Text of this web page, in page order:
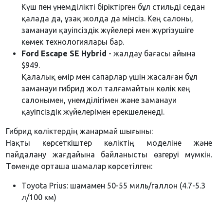
Күш пен үнемділікті біріктірген бұл стильді седан
қалада да, ұзақ жолда да мінсіз. Кең салоны,
заманауи қауіпсіздік жүйелері мен жүргізушіге
көмек технологиялары бар.
Ford Escape SE Hybrid - жалдау бағасы айына
$949.
Қалалық өмір мен сапарлар үшін жасалған бұл
заманауи гибрид жол талғамайтын көлік кең
салонымен, үнемділігімен және заманауи
қауіпсіздік жүйелерімен ерекшеленеді.
Гибрид көліктердің жанармай шығыны:
Нақты көрсеткіштер көліктің моделіне және
пайдалану жағдайына байланысты өзгеруі мүмкін.
Төменде орташа шамалар көрсетілген:
Toyota Prius: шамамен 50-55 миль/галлон (4.7-5.3
л/100 км)